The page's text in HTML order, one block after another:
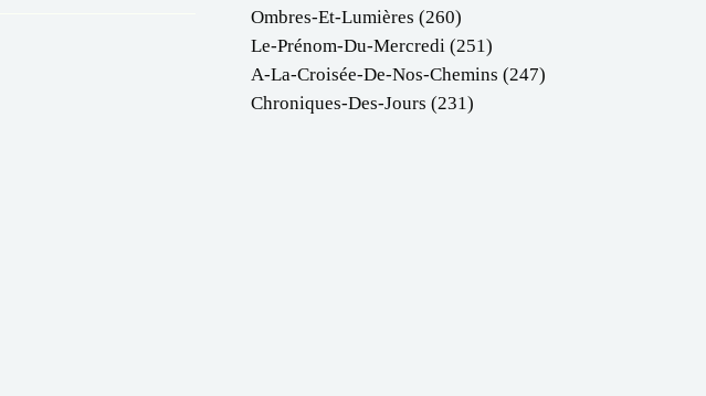
Ombres-Et-Lumières (260)
Le-Prénom-Du-Mercredi (251)
A-La-Croisée-De-Nos-Chemins (247)
Chroniques-Des-Jours (231)